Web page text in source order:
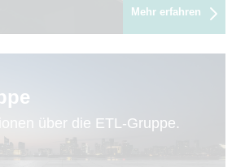
Mehr erfahren
über die ETL-Gruppe.